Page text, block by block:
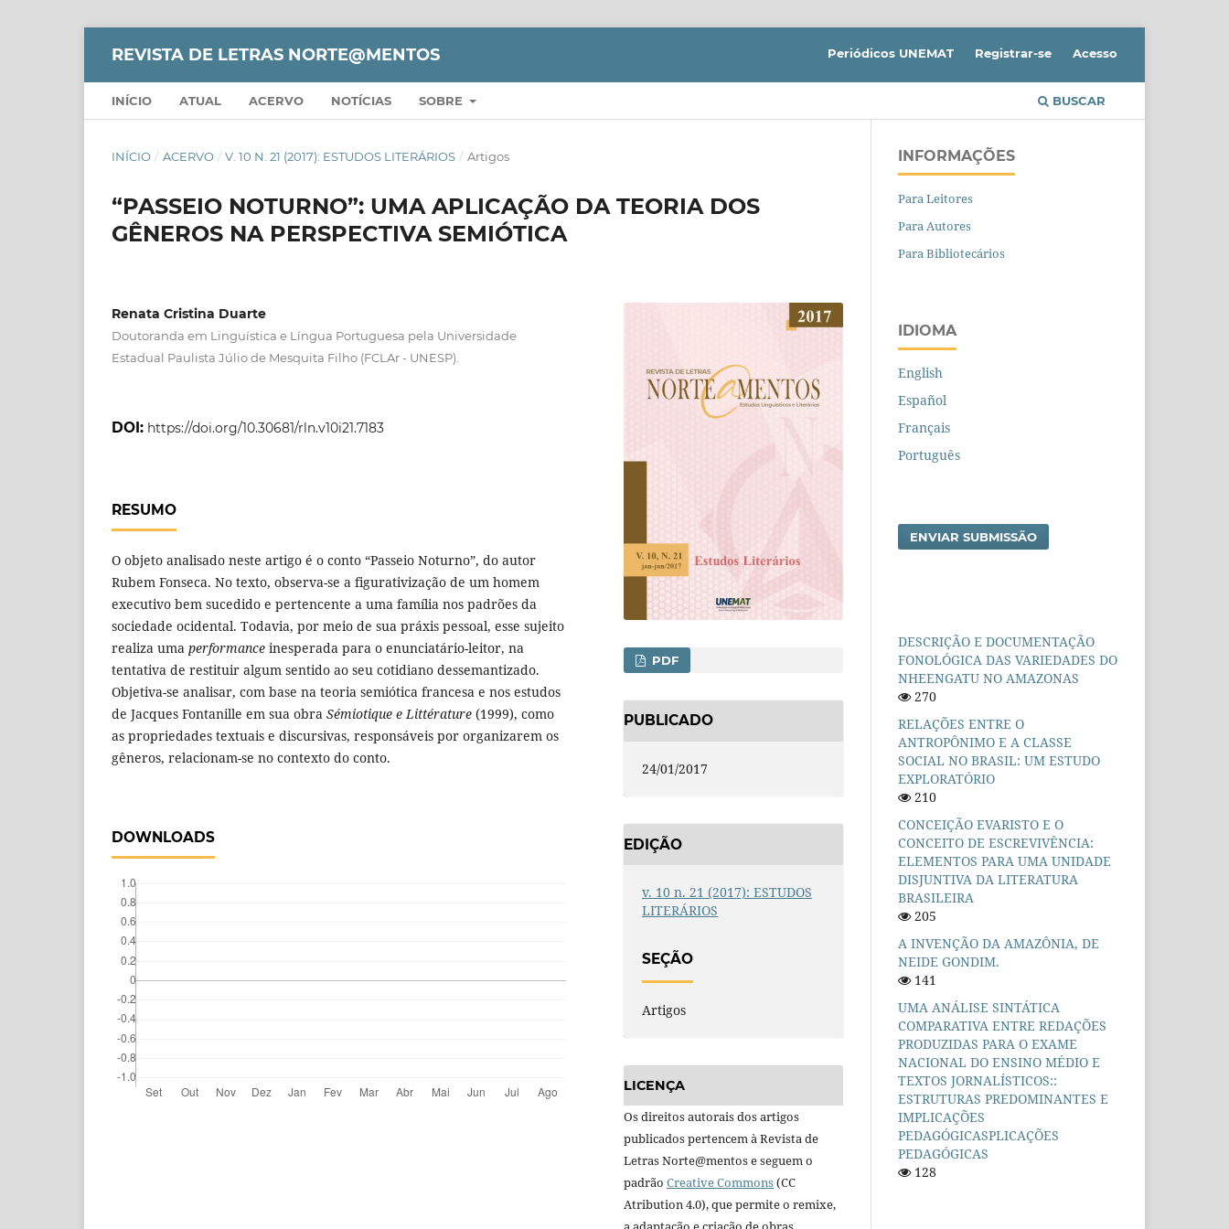
REVISTA DE LETRAS NORTE@MENTOS
INÍCIO ATUAL ACERVO NOTÍCIAS SOBRE BUSCAR
Periódicos UNEMAT Registrar-se Acesso
INÍCIO / ACERVO / V. 10 N. 21 (2017): ESTUDOS LITERÁRIOS / Artigos
“PASSEIO NOTURNO”: UMA APLICAÇÃO DA TEORIA DOS
GÊNEROS NA PERSPECTIVA SEMIÓTICA
Renata Cristina Duarte
Doutoranda em Linguística e Língua Portuguesa pela Universidade
Estadual Paulista Júlio de Mesquita Filho (FCLAr - UNESP).
DOI: https://doi.org/10.30681/rln.v10i21.7183
RESUMO
O objeto analisado neste artigo é o conto “Passeio Noturno”, do autor
Rubem Fonseca. No texto, observa-se a figurativização de um homem
executivo bem sucedido e pertencente a uma família nos padrões da
sociedade ocidental. Todavia, por meio de sua práxis pessoal, esse sujeito
realiza uma performance inesperada para o enunciatário-leitor, na
tentativa de restituir algum sentido ao seu cotidiano dessemantizado.
Objetiva-se analisar, com base na teoria semiótica francesa e nos estudos
de Jacques Fontanille em sua obra Sémiotique e Littérature (1999), como
as propriedades textuais e discursivas, responsáveis por organizarem os
gêneros, relacionam-se no contexto do conto.
DOWNLOADS
PDF
PUBLICADO
24/01/2017
EDIÇÃO
v. 10 n. 21 (2017): ESTUDOS
LITERÁRIOS
SEÇÃO
Artigos
LICENÇA
Os direitos autorais dos artigos
publicados pertencem à Revista de
Letras Norte@mentos e seguem o
padrão Creative Commons(CC
Atribution 4.0), que permite o remixe,
INFORMAÇÕES
Para Leitores
Para Autores
Para Bibliotecários
IDIOMA
English
Español
Français
Português
ENVIAR SUBMISSÃO
DESCRIÇÃO E DOCUMENTAÇÃO
FONOLÓGICA DAS VARIEDADES DO
NHEENGATU NO AMAZONAS
270
RELAÇÕES ENTRE O
ANTROPÔNIMO E A CLASSE
SOCIAL NO BRASIL: UM ESTUDO
EXPLORATÓRIO
210
CONCEIÇÃO EVARISTO E O
CONCEITO DE ESCREVIVÊNCIA:
ELEMENTOS PARA UMA UNIDADE
DISJUNTIVA DA LITERATURA
BRASILEIRA
205
A INVENÇÃO DA AMAZÔNIA, DE
NEIDE GONDIM.
141
UMA ANÁLISE SINTÁTICA
COMPARATIVA ENTRE REDAÇÕES
PRODUZIDAS PARA O EXAME
NACIONAL DO ENSINO MÉDIO E
TEXTOS JORNALÍSTICOS::
ESTRUTURAS PREDOMINANTES E
IMPLICAÇÕES
PEDAGÓGICASPLICAÇÕES
PEDAGÓGICAS
128